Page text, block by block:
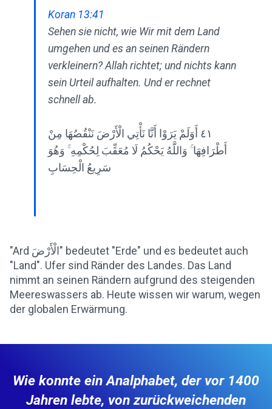
Koran 13:41
Sehen sie nicht, wie Wir mit dem Land
umgehen und es an seinen Rändern
verkleinern? Allah richtet; und nichts kann
sein Urteil aufhalten. Und er rechnet
schnell ab.
٤١ أَوَلَمْ يَرَوْا أَنَّا نَأْتِي الْأَرْضَ نَنْقُصُهَا مِنْ
أَطْرَافِهَا ۚ وَاللَّهُ يَحْكُمُ لَا مُعَقِّبَ لِحُكْمِهِ ۚ وَهُوَ
سَرِيعُ الْحِسَابِ
"Ard الْأَرْضَ" bedeutet "Erde" und es bedeutet auch
"Land". Ufer sind Ränder des Landes. Das Land
nimmt an seinen Rändern aufgrund des steigenden
Meereswassers ab. Heute wissen wir warum, wegen
der globalen Erwärmung.
Wie konnte ein Analphabet, der vor 1400
Jahren lebte, von zurückweichenden